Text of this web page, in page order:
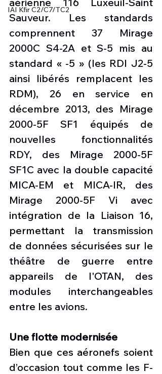
IAI Kfir C2/C7/TC2
Sauveur. Les standards
comprennent 37 Mirage
2000C S4-2A et S-5 mis au
standard « -5 » (les RDI J2-5
ainsi libérés remplacent les
RDM), 26 en service en
décembre 2013, des Mirage
2000-5F SF1 équipés de
nouvelles fonctionnalités
RDY, des Mirage 2000-5F
SF1C avec la double capacité
MICA-EM et MICA-IR, des
Mirage 2000-5F Vi avec
intégration de la Liaison 16,
permettant la transmission
de données sécurisées sur le
théâtre de guerre entre
appareils de l'OTAN, des
modules interchangeables
entre les avions.
Une flotte modernisée
Bien que ces aéronefs soient
d’occasion tout comme les F-